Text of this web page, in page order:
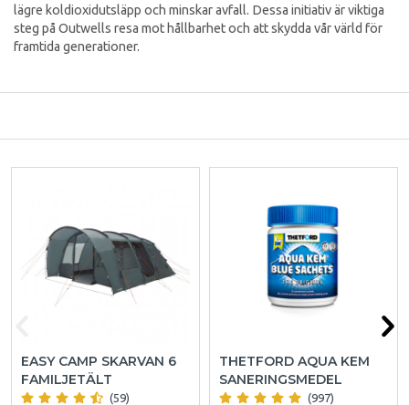
lägre koldioxidutsläpp och minskar avfall. Dessa initiativ är viktiga
steg på Outwells resa mot hållbarhet och att skydda vår värld för
framtida generationer.
EASY CAMP SKARVAN 6
FAMILJETÄLT
(59)
THETFORD AQUA KEM
SANERINGSMEDEL
(997)